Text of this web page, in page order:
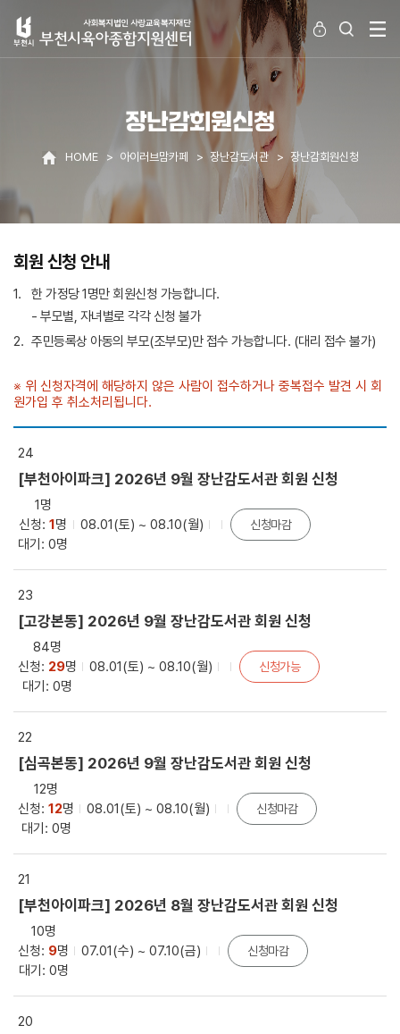
장난감회원신청
HOME 아이러브맘카페 장난감도서관 장난감회원신청
회원 신청 안내
1.
한 가정당 1명만 회원신청 가능합니다.
- 부모별, 자녀별로 각각 신청 불가
2. 주민등록상 아동의 부모(조부모)만 접수 가능합니다. (대리 접수 불가)
※ 위 신청자격에 해당하지 않은 사람이 접수하거나 중복접수 발견 시 회
원가입 후 취소처리됩니다.
24
[부천아이파크] 2026년 9월 장난감도서관 회원 신청
1명
신청: 1명
대기: 0명
08.01(토) ~ 08.10(월) 신청마감
23
[고강본동] 2026년 9월 장난감도서관 회원 신청
84명
신청: 29명
대기: 0명
08.01(토) ~ 08.10(월) 신청가능
22
[심곡본동] 2026년 9월 장난감도서관 회원 신청
12명
신청: 12명
대기: 0명
08.01(토) ~ 08.10(월) 신청마감
21
[부천아이파크] 2026년 8월 장난감도서관 회원 신청
10명
신청: 9명
대기: 0명
07.01(수) ~ 07.10(금) 신청마감
20